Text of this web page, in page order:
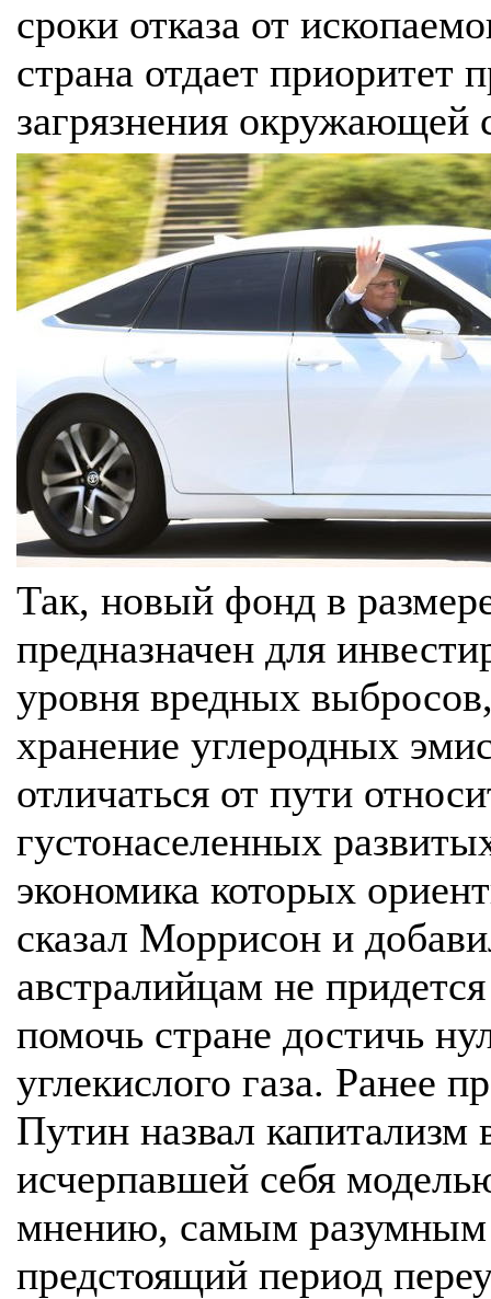
сроки отказа от
страна отдает приоритет
загрязнения окружающей
Так, новый фонд в
предназначен для
уровня вредных
хранение углеродных
отличаться от пути
густонаселенных
экономика которых
сказал Моррисон и
австралийцам не
помочь стране достичь
углекислого газа. Ранее
Путин назвал
исчерпавшей себя
мнению, самым разумным
предстоящий период